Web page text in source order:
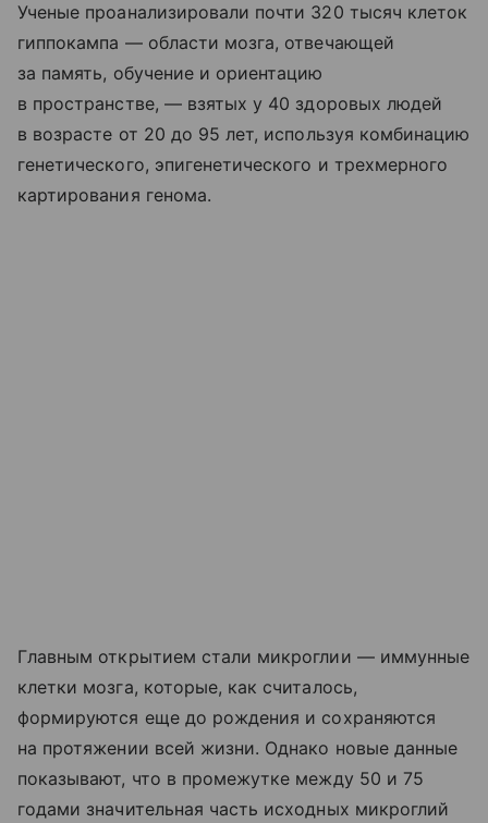
Ученые проанализировали почти 320 тысяч клеток
гиппокампа — области мозга, отвечающей
за память, обучение и ориентацию
в пространстве, — взятых у 40 здоровых людей
в возрасте от 20 до 95 лет, используя комбинацию
генетического, эпигенетического и трехмерного
картирования генома.
Главным открытием стали микроглии — иммунные
клетки мозга, которые, как считалось,
формируются еще до рождения и сохраняются
на протяжении всей жизни. Однако новые данные
показывают, что в промежутке между 50 и 75
годами значительная часть исходных микроглий